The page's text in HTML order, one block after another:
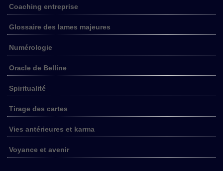
Coaching entreprise
Glossaire des lames majeures
Numérologie
Oracle de Belline
Spiritualité
Tirage des cartes
Vies antérieures et karma
Voyance et avenir